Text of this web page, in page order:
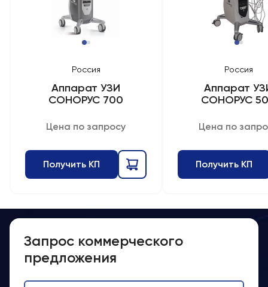
Аппарат УЗИ
СОНОРУС 700
Россия
Цена по запросу
Получить КП
Аппарат
СОНОРУС
Россия
Цена по
Получить КП
Запрос коммерческого
предложения